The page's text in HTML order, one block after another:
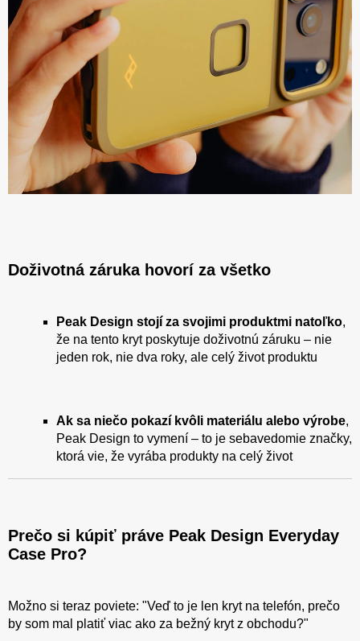
Doživotná záruka hovorí za všetko
Peak Design stojí za svojimi produktmi natoľko,
že na tento kryt poskytuje doživotnú záruku – nie
jeden rok, nie dva roky, ale celý život produktu
Ak sa niečo pokazí kvôli materiálu alebo výrobe,
Peak Design to vymení – to je sebavedomie značky,
ktorá vie, že vyrába produkty na celý život
Prečo si kúpiť práve Peak Design Everyday
Case Pro?
Možno si teraz poviete: "Veď to je len kryt na telefón, prečo
by som mal platiť viac ako za bežný kryt z obchodu?"